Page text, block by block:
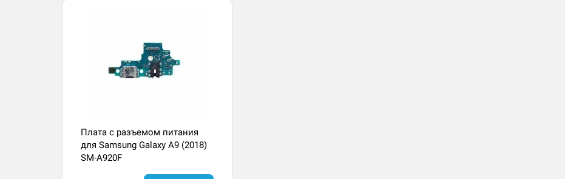
Плата с разъемом питания
для Samsung Galaxy A9 (2018)
SM-A920F